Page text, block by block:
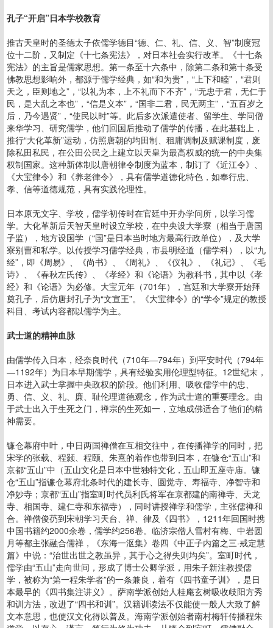
孔子“开启”日本学校教育
推古天皇时的圣德太子依儒学德目“德、仁、礼、信、义、智”制度冠
位十二阶，又制定《十七条宪法》，对日本社会实行改革。《十七条
宪法》的主旨是儒家思想。第一条至十六条中，除第二条和第十条受
佛教思想影响外，都源于儒学经典，如“和为贵”，“上下和睦”，“君则
天之，臣则地之”，“以礼为本，上不礼而下不齐”，“无忠于君，无仁于
民，是大乱之本也”，“信是义本”，“国非二君，民无两主”，“五百岁之
后，乃今遇贤”，“使民以时”等。此后多次派遣使者、留学生、学问僧
来华学习、研究儒学，他们回国后推动了儒学的传播，在此基础上，
推行“大化革新”运动，仿照唐朝的均田制、租庸调制及赋课制度，废
除私田私民，在公田公民之上建立以天皇为最高权威的统一的中央集
权制国家。这种新体制以唐朝律令制度为蓝本，制订了《近江令》、
《大宝律令》和《养老律令》，具有儒学道德化特色，如奉行忠、
孝、信等道德规范，具有实践伦理性。
日本原无文字、学校，儒学初传时在官廷中开办学问所，以学习儒
学。大化革新后天智天皇时设立学校，在中央设大学寮（相当于唐国
子监），地方设国学（“国”是日本当时地方最高行政单位），及大学
寮别曹和私学。以传授学习儒学经典，市县明经道（儒学科），以“九
经”，即《周易》、《尚书》、《周礼》、《仪礼》、《礼记》、《毛
诗》、《春秋左氏传》、《孝经》和《论语》为教科书，其中以《孝
经》和《论语》为必修。大宝元年（701年），宫廷和大学寮开始拜
奠孔子，后仿唐封孔子为“文宣王”。《大宝律令》的“学令”规定的教授
科目、考试内容都以儒学为主。
武士道的精神血脉
由儒学传入日本，经奈良时代（710年—794年）到平安时代（794年
—1192年）为日本早期儒学，具有经验实用伦理型特征。12世纪末，
日本进入武士掌握中央政权的阶段。他们利用、吸收儒学中的忠、
勇、信、义、礼、廉、耻伦理道德观念，作为武士道的重要理念。由
于武士出入于生死之门，禅宗的生死如一，立地成佛适合了他们的精
神需要。
镰仓幕府中叶，中日两国禅僧在互相交往中，在传播禅学的同时，把
宋学的张载、程颢、程颐、朱熹的着作也带到日本，在镰仓“五山”和
京都“五山”中（五山文化是日本中世独特文化，五山即五座寺庙。镰
仓“五山”指镰仓幕府北条时代的建长寺、圆觉寺、寿福寺、净智寺和
净妙寺；京都“五山”指室町时代员利氏将军在京都建的南禅寺、天龙
寺、相国寺、建仁寺和东福寺），同时讲授禅学和儒学，主张儒禅和
合。禅僧俊芿到宋朝学习天台、禅、律及《四书》，1211年回国时携
中国书籍约2000余卷，儒学约256卷。临济宗僧人雪村有梅、中岩圆
月等都主张融合儒禅，《东海一沤集》卷四《中正子内篇之三·戒定慧
篇》中说：“治世出世之教虽异，其于心之得失则均矣”。室町时代，
儒学由“五山”走向世间，形成了博士公卿学派，用朱子新注教授儒
学，被称为“第一程朱学者”的一条兼良，着有《四书童子训》，是日
本最早的《四书集注讲义》。萨南学派创始人桂庵玄树吸收歧阳方秀
和训方法，改进了“四书和训”。汉籍训读法不仅能使一般人大致了解
文本意思，也使汉文化得以普及。海南学派创始者南村梅轩传播程朱